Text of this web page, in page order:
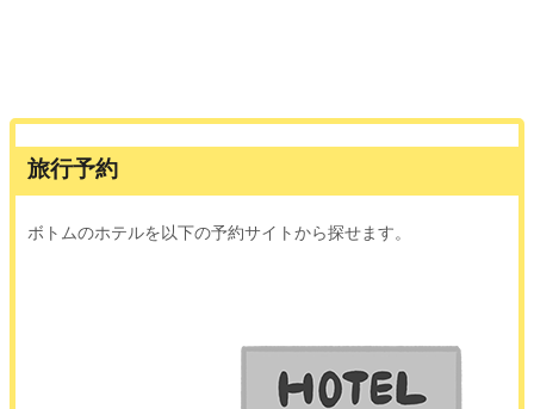
旅行予約
ボトムのホテルを以下の予約サイトから探せます。